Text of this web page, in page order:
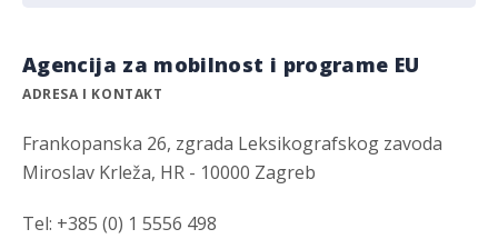
Agencija za mobilnost i programe EU
ADRESA I KONTAKT
Frankopanska 26, zgrada Leksikografskog zavoda
Miroslav Krleža, HR - 10000 Zagreb
Tel: +385 (0) 1 5556 498